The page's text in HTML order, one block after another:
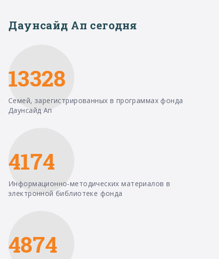
Даунсайд Ап сегодня
13328
Семей, зарегистрированных в программах фонда
Даунсайд Ап
4174
Информационно-методических материалов в
электронной библиотеке фонда
4874